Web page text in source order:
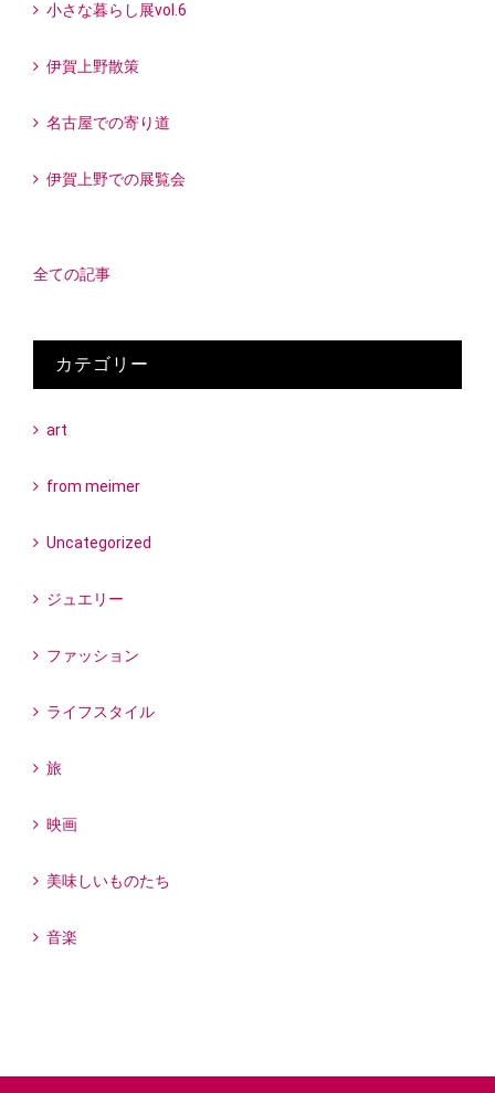
小さな暮らし展vol.6
伊賀上野散策
名古屋での寄り道
伊賀上野での展覧会
全ての記事
カテゴリー
art
from meimer
Uncategorized
ジュエリー
ファッション
ライフスタイル
旅
映画
美味しいものたち
音楽